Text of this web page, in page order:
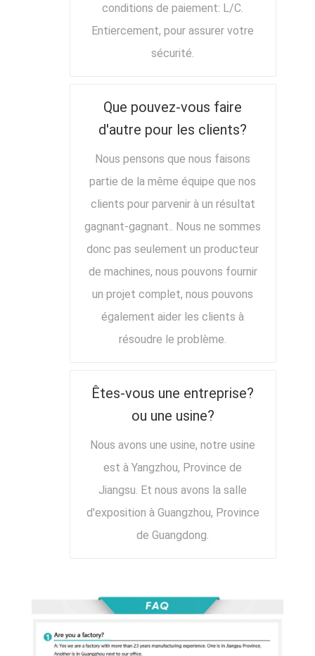
conditions de paiement: L/C.
Entiercement, pour assurer votre
sécurité.
Que pouvez-vous faire
d'autre pour les clients?
Nous pensons que nous faisons
partie de la même équipe que nos
clients pour parvenir à un résultat
gagnant-gagnant.. Nous ne sommes
donc pas seulement un producteur
de machines, nous pouvons fournir
un projet complet, nous pouvons
également aider les clients à
résoudre le problème.
Êtes-vous une entreprise?
ou une usine?
Nous avons une usine, notre usine
est à Yangzhou, Province de
Jiangsu. Et nous avons la salle
d'exposition à Guangzhou, Province
de Guangdong.